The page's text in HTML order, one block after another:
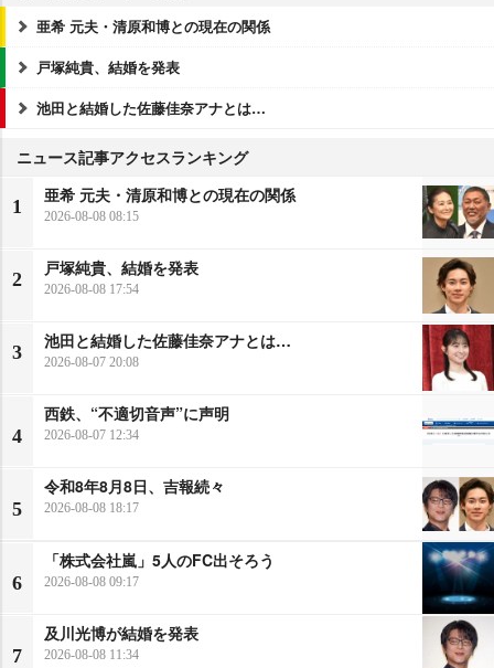
亜希 元夫・清原和博との現在の関係
戸塚純貴、結婚を発表
池田と結婚した佐藤佳奈アナとは…
ニュース記事アクセスランキング
1
亜希 元夫・清原和博との現在の関係
2026-08-08 08:15
2
戸塚純貴、結婚を発表
2026-08-08 17:54
3
池田と結婚した佐藤佳奈アナとは…
2026-08-07 20:08
4
西鉄、“不適切音声”に声明
2026-08-07 12:34
5
令和8年8月8日、吉報続々
2026-08-08 18:17
6
「株式会社嵐」5人のFC出そろう
2026-08-08 09:17
7
及川光博が結婚を発表
2026-08-08 11:34